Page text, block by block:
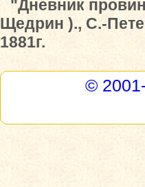
"Дневник
Щедрин )., С.-
1881г.
©